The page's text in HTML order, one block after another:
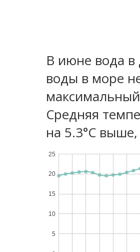
В июне вода в
воды в море
максимальный
Средняя
на 5.3°C
5
10
15
20
25